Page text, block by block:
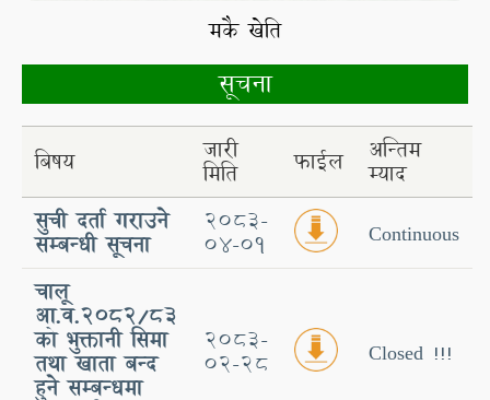
मकै खेति
सूचना
बिषय जारी
मिति फाईल अन्तिम
म्याद
सुची दर्ता गराउने
सम्बन्धी सूचना
2083-
04-01
Continuous
चालू
आ.व.२०८२/८३
को भुक्तानी सिमा
तथा खाता बन्द
हुने सम्बन्धमा
2083-
02-28 Closed !!!